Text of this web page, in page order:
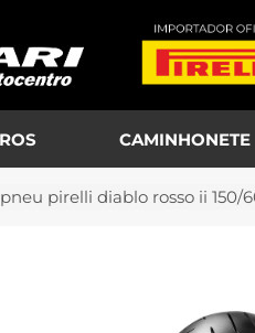
CAMINHONETE
pneu pirelli diablo rosso ii 150/